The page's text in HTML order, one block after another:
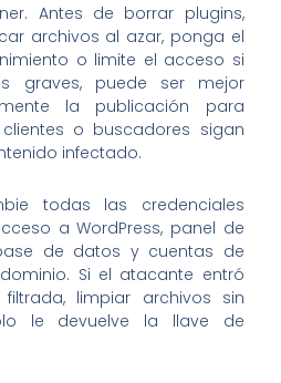
Antes de borrar plugins,
archivos al azar, ponga el
o limite el acceso si
graves, puede ser mejor
la publicación para
o buscadores sigan
infectado.
todas las credenciales
a WordPress, panel de
base de datos y cuentas de
Si el atacante entró
limpiar archivos sin
le devuelve la llave de